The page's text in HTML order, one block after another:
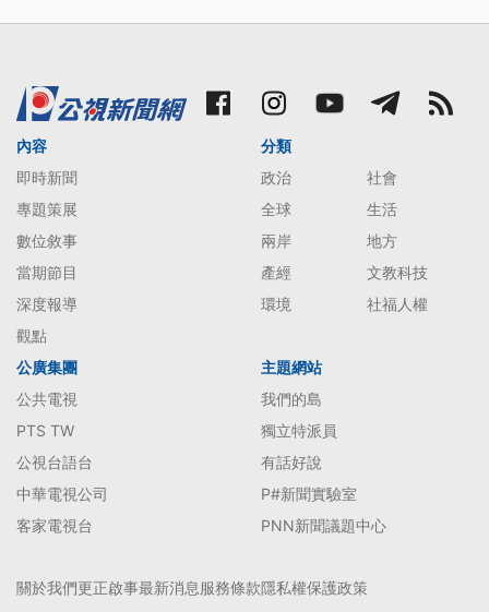
內容
即時新聞
專題策展
數位敘事
當期節目
深度報導
觀點
分類
政治
社會
全球
生活
兩岸
地方
產經
文教科技
環境
社福人權
公廣集團
公共電視
PTS TW
公視台語台
中華電視公司
客家電視台
主題網站
我們的島
獨立特派員
有話好說
P#新聞實驗室
PNN新聞議題中心
關於我們更正啟事最新消息服務條款隱私權保護政策